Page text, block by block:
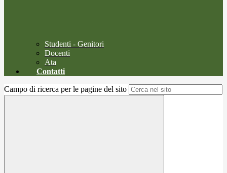
Studenti - Genitori
Docenti
Ata
Contatti
Campo di ricerca per le pagine del sito